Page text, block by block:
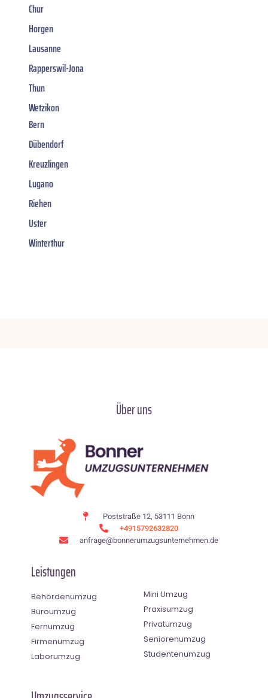
Chur
Horgen
Lausanne
Rapperswil-Jona
Thun
Wetzikon
Bern
Dübendorf
Kreuzlingen
Lugano
Riehen
Uster
Winterthur
Über uns
Poststraße 12, 53111 Bonn
+4915792632820
anfrage@bonnerumzugsunternehmen.de
Leistungen
Behördenumzug
Büroumzug
Fernumzug
Firmenumzug
Laborumzug
Mini Umzug
Praxisumzug
Privatumzug
Seniorenumzug
Studentenumzug